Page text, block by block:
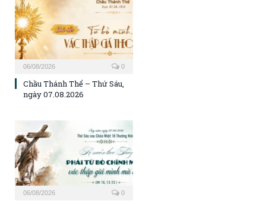
06/08/2026 0
Chầu Thánh Thể – Thứ Sáu,
ngày 07.08.2026
06/08/2026 0